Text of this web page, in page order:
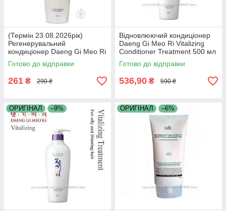
(Термін 23.08.2026рік)
Регенерувальний
кондиціонер Daeng Gi Meo Ri
Vitalizing Conditioner
Treatmen 145 мл
Готово до відправки
261 ₴ 290 ₴
Відновлюючий кондиціонер
Daeng Gi Meo Ri Vitalizing
Conditioner Treatment 500 мл
Готово до відправки
536,90 ₴ 590 ₴
ОРИГІНАЛ –9% ОРИГІНАЛ –6%